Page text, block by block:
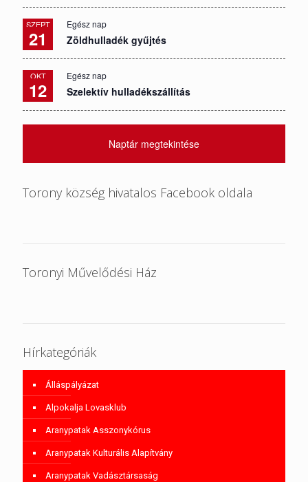
SZEPT
21
Egész nap
Zöldhulladék gyűjtés
OKT
12
Egész nap
Szelektív hulladékszállítás
Naptár megtekintése
Torony község hivatalos Facebook oldala
Toronyi Művelődési Ház
Hírkategóriák
Álláspályázat
Alpokalja Lovasklub
Aranypatak Asszonykórus
Aranypatak Kulturális Alapítvány
Aranypatak Vadásztársaság